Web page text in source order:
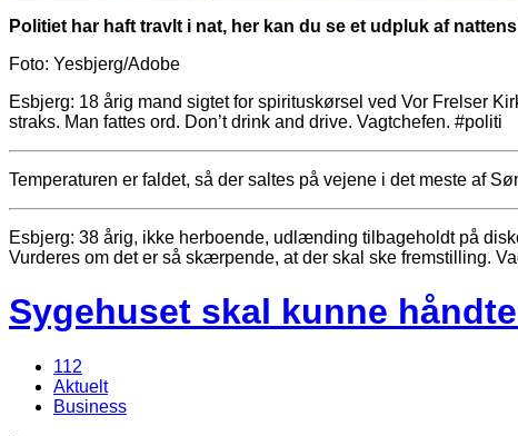
Politiet har haft travlt i nat, her kan du se et udpluk af
Foto: Yesbjerg/Adobe
Esbjerg: 18 årig mand sigtet for spirituskørsel ved Vor Frelser
straks. Man fattes ord. Don’t drink and drive. Vagtchefen. #politi
Temperaturen er faldet, så der saltes på vejene i det meste af
Esbjerg: 38 årig, ikke herboende, udlænding tilbageholdt på
Vurderes om det er så skærpende, at der skal ske fremstilling.
Sygehuset skal kunne
112
Aktuelt
Business